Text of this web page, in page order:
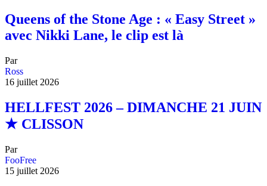
Queens of the Stone Age : « Easy Street »
avec Nikki Lane, le clip est là
Par
Ross
16 juillet 2026
HELLFEST 2026 – DIMANCHE 21 JUIN
★ CLISSON
Par
FooFree
15 juillet 2026